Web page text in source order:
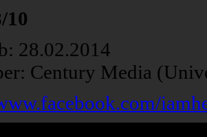
10
28.02.2014
Century Media